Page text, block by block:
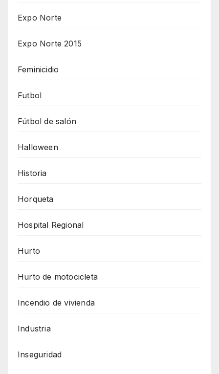
Expo Norte
Expo Norte 2015
Feminicidio
Futbol
Fútbol de salón
Halloween
Historia
Horqueta
Hospital Regional
Hurto
Hurto de motocicleta
Incendio de vivienda
Industria
Inseguridad